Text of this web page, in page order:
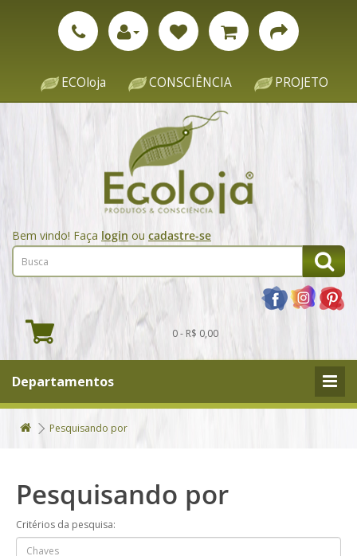
ECOloja CONSCIÊNCIA PROJETO
Bem vindo! Faça login ou cadastre-se
0 - R$ 0,00
Departamentos
Pesquisando por
Pesquisando por
Critérios da pesquisa: